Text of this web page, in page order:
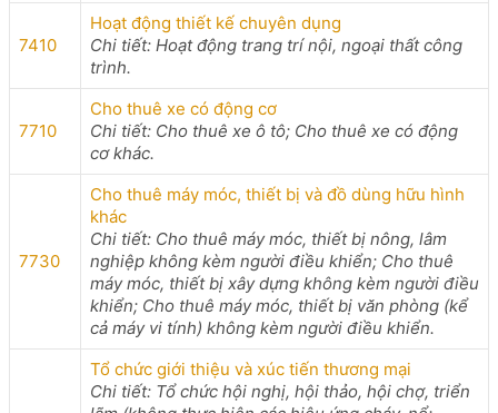
7410
Hoạt động thiết kế chuyên dụng
Chi tiết: Hoạt động trang trí nội, ngoại thất công
trình.
7710
Cho thuê xe có động cơ
Chi tiết: Cho thuê xe ô tô; Cho thuê xe có động
cơ khác.
7730
Cho thuê máy móc, thiết bị và đồ dùng hữu hình
khác
Chi tiết: Cho thuê máy móc, thiết bị nông, lâm
nghiệp không kèm người điều khiển; Cho thuê
máy móc, thiết bị xây dựng không kèm người điều
khiển; Cho thuê máy móc, thiết bị văn phòng (kể
cả máy vi tính) không kèm người điều khiển.
Tổ chức giới thiệu và xúc tiến thương mại
Chi tiết: Tổ chức hội nghị, hội thảo, hội chợ, triển